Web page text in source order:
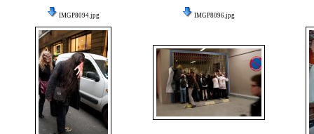
IMGP8094.jpg IMGP8096.jpg